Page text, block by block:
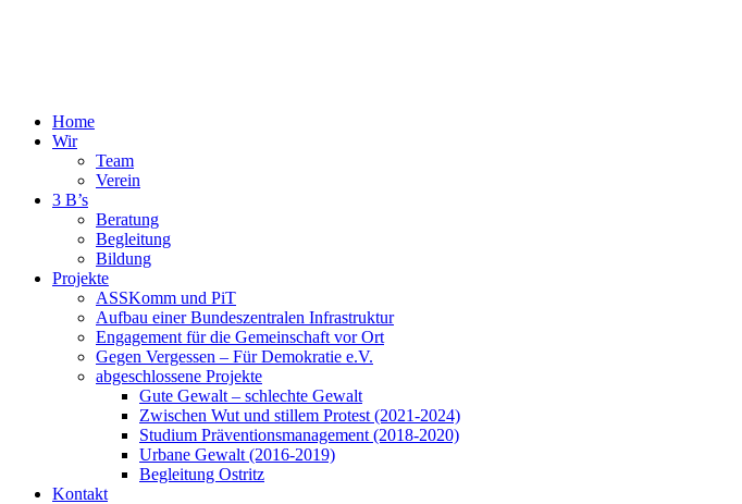
Home
Wir
Team
Verein
3 B’s
Beratung
Begleitung
Bildung
Projekte
ASSKomm und PiT
Aufbau einer Bundeszentralen Infrastruktur
Engagement für die Gemeinschaft vor Ort
Gegen Vergessen – Für Demokratie e.V.
abgeschlossene Projekte
Gute Gewalt – schlechte Gewalt
Zwischen Wut und stillem Protest (2021-2024)
Studium Präventionsmanagement (2018-2020)
Urbane Gewalt (2016-2019)
Begleitung Ostritz
Kontakt